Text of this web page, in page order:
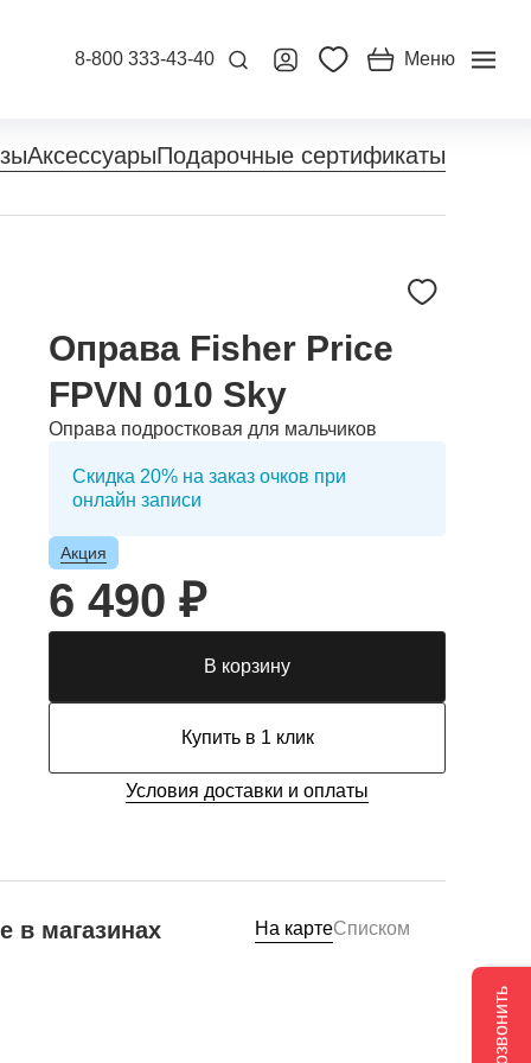
8-800 333-43-40 Меню
АксессуарыПодарочные сертификаты
Оправа Fisher Price
FPVN 010 Sky
Оправа подростковая для мальчиков
Скидка 20% на заказ очков при
онлайн записи
Акция
6 490 ₽
В корзину
Купить в 1 клик
Условия доставки и оплаты
в магазинах На картеСписком
Позвонить